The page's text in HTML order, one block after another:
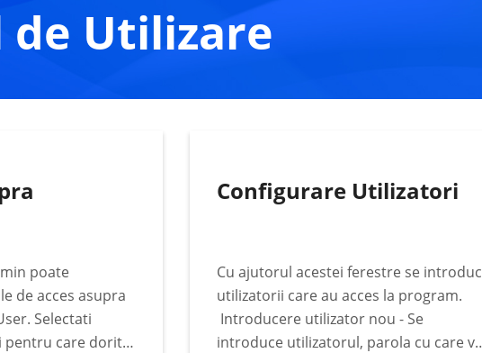
de Utilizare
poate
de acces asupra
Selectati
pentru care doriti
Configurare Utilizatori
Cu ajutorul acestei ferestre se introduc
utilizatorii care au acces la program.
Introducere utilizator nou - Se
introduce utilizatorul, parola cu care va